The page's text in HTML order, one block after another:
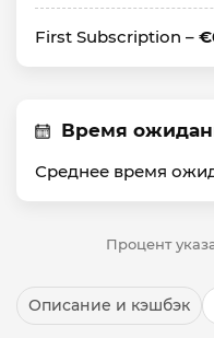
First Subscription –
Время
Среднее время
Процент
Описание и кэшбэк